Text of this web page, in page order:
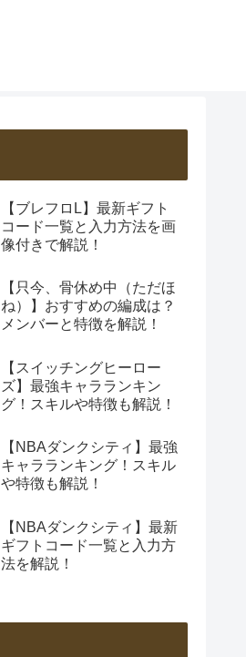
【ブレフロL】最新ギフト
コード一覧と入力方法を画
像付きで解説！
【只今、骨休め中（ただほ
ね）】おすすめの編成は？
メンバーと特徴を解説！
【スイッチングヒーロー
ズ】最強キャラランキン
グ！スキルや特徴も解説！
【NBAダンクシティ】最強
キャラランキング！スキル
や特徴も解説！
【NBAダンクシティ】最新
ギフトコード一覧と入力方
法を解説！